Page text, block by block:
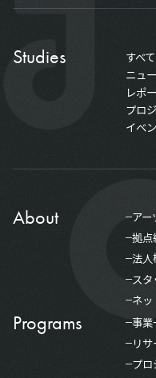
Studies すべ
ニュ
レポ
プロ
イベ
About
アー
拠点
法人
スタ
ネッ
Programs
事業
リ
プロ